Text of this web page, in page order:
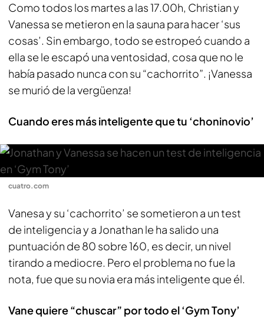
Como todos los martes a las 17.00h, Christian y
Vanessa se metieron en la sauna para hacer ‘sus
cosas’. Sin embargo, todo se estropeó cuando a
ella se le escapó una ventosidad, cosa que no le
había pasado nunca con su “cachorrito”. ¡Vanessa
se murió de la vergüenza!
Cuando eres más inteligente que tu ‘choninovio’
cuatro.com
Vanesa y su ‘cachorrito’ se sometieron a un test
de inteligencia y a Jonathan le ha salido una
puntuación de 80 sobre 160, es decir, un nivel
tirando a mediocre. Pero el problema no fue la
nota, fue que su novia era más inteligente que él.
Vane quiere “chuscar” por todo el ‘Gym Tony’